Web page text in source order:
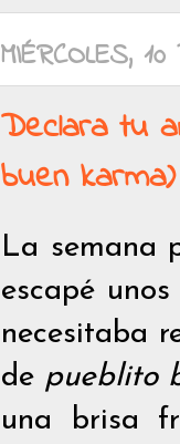
MIÉRCOLES,
Declara tu
buen karma)
La semana
escapé
necesitaba
de pueblito
una brisa